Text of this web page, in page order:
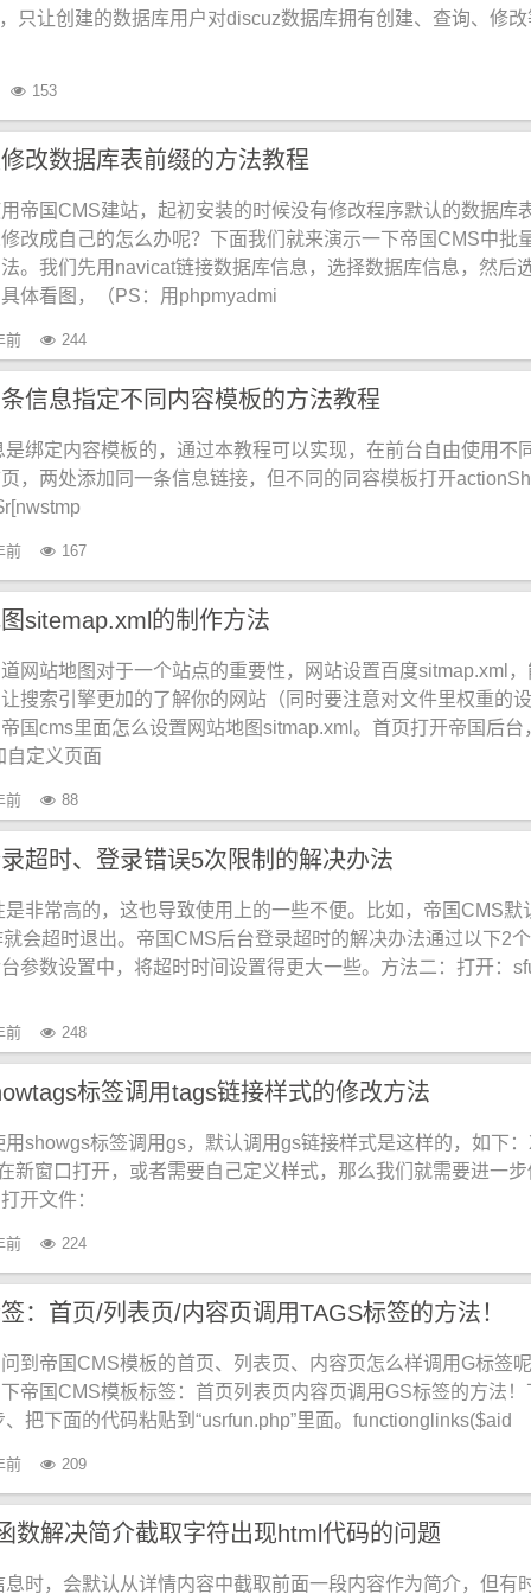
只让创建的数据库用户对discuz数据库拥有创建、查询、修
153
改数据库表前缀的方法教程
帝国CMS建站，起初安装的时候没有修改程序默认的数据库
改成自己的怎么办呢？下面我们就来演示一下帝国CMS中批
。我们先用navicat链接数据库信息，选择数据库信息，然后
体看图，（PS：用phpmyadmi
前 244
信息指定不同内容模板的方法教程
绑定内容模板的，通过本教程可以实现，在前台自由使用不
，两处添加同一条信息链接，但不同的同容模板打开
前 167
sitemap.xml的制作方法
网站地图对于一个站点的重要性，网站设置百度sitmap.xml
搜索引擎更加的了解你的网站（同时要注意对文件里权重的设
国cms里面怎么设置网站地图sitmap.xml。首页打开帝国后台
定义页面
前 88
超时、登录错误5次限制的解决办法
非常高的，这也导致使用上的一些不便。比如，帝国CMS默
会超时退出。帝国CMS后台登录超时的解决办法通过以下2
参数设置中，将超时时间设置得更大一些。方法二：打开：
前 248
标签调用tags链接样式的修改方法
showgs标签调用gs，默认调用gs链接样式是这样的，如下
新窗口打开，或者需要自己定义样式，那么我们就需要进一
开文件：
前 224
：首页/列表页/内容页调用TAGS标签的方法！
到帝国CMS模板的首页、列表页、内容页怎么样调用G标签
帝国CMS模板标签：首页列表页内容页调用GS标签的方法！
把下面的代码粘贴到“usrfun.php”里面。functionglinks($aid
前 209
数解决简介截取字符出现html代码的问题
时，会默认从详情内容中截取前面一段内容作为简介，但有